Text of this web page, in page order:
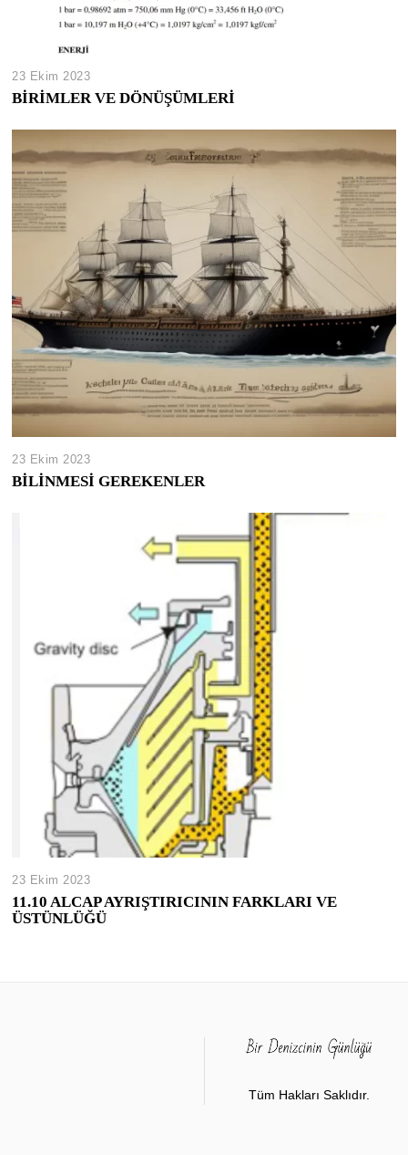
23 Ekim 2023
BİRİMLER VE DÖNÜŞÜMLERİ
23 Ekim 2023
BİLİNMESİ GEREKENLER
23 Ekim 2023
11.10 ALCAP AYRIŞTIRICININ FARKLARI VE
ÜSTÜNLÜĞÜ
Tüm Hakları Saklıdır.